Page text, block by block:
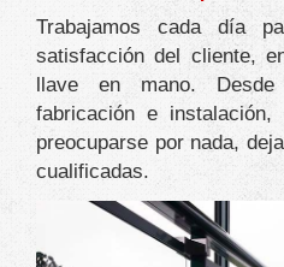
Trabajamos cada día
satisfacción del cliente,
llave en mano.
fabricación e
preocuparse por nada,
cualificadas.